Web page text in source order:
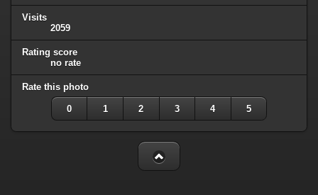
Visits
2059
Rating score
no rate
Rate this photo
0 1 2 3 4 5